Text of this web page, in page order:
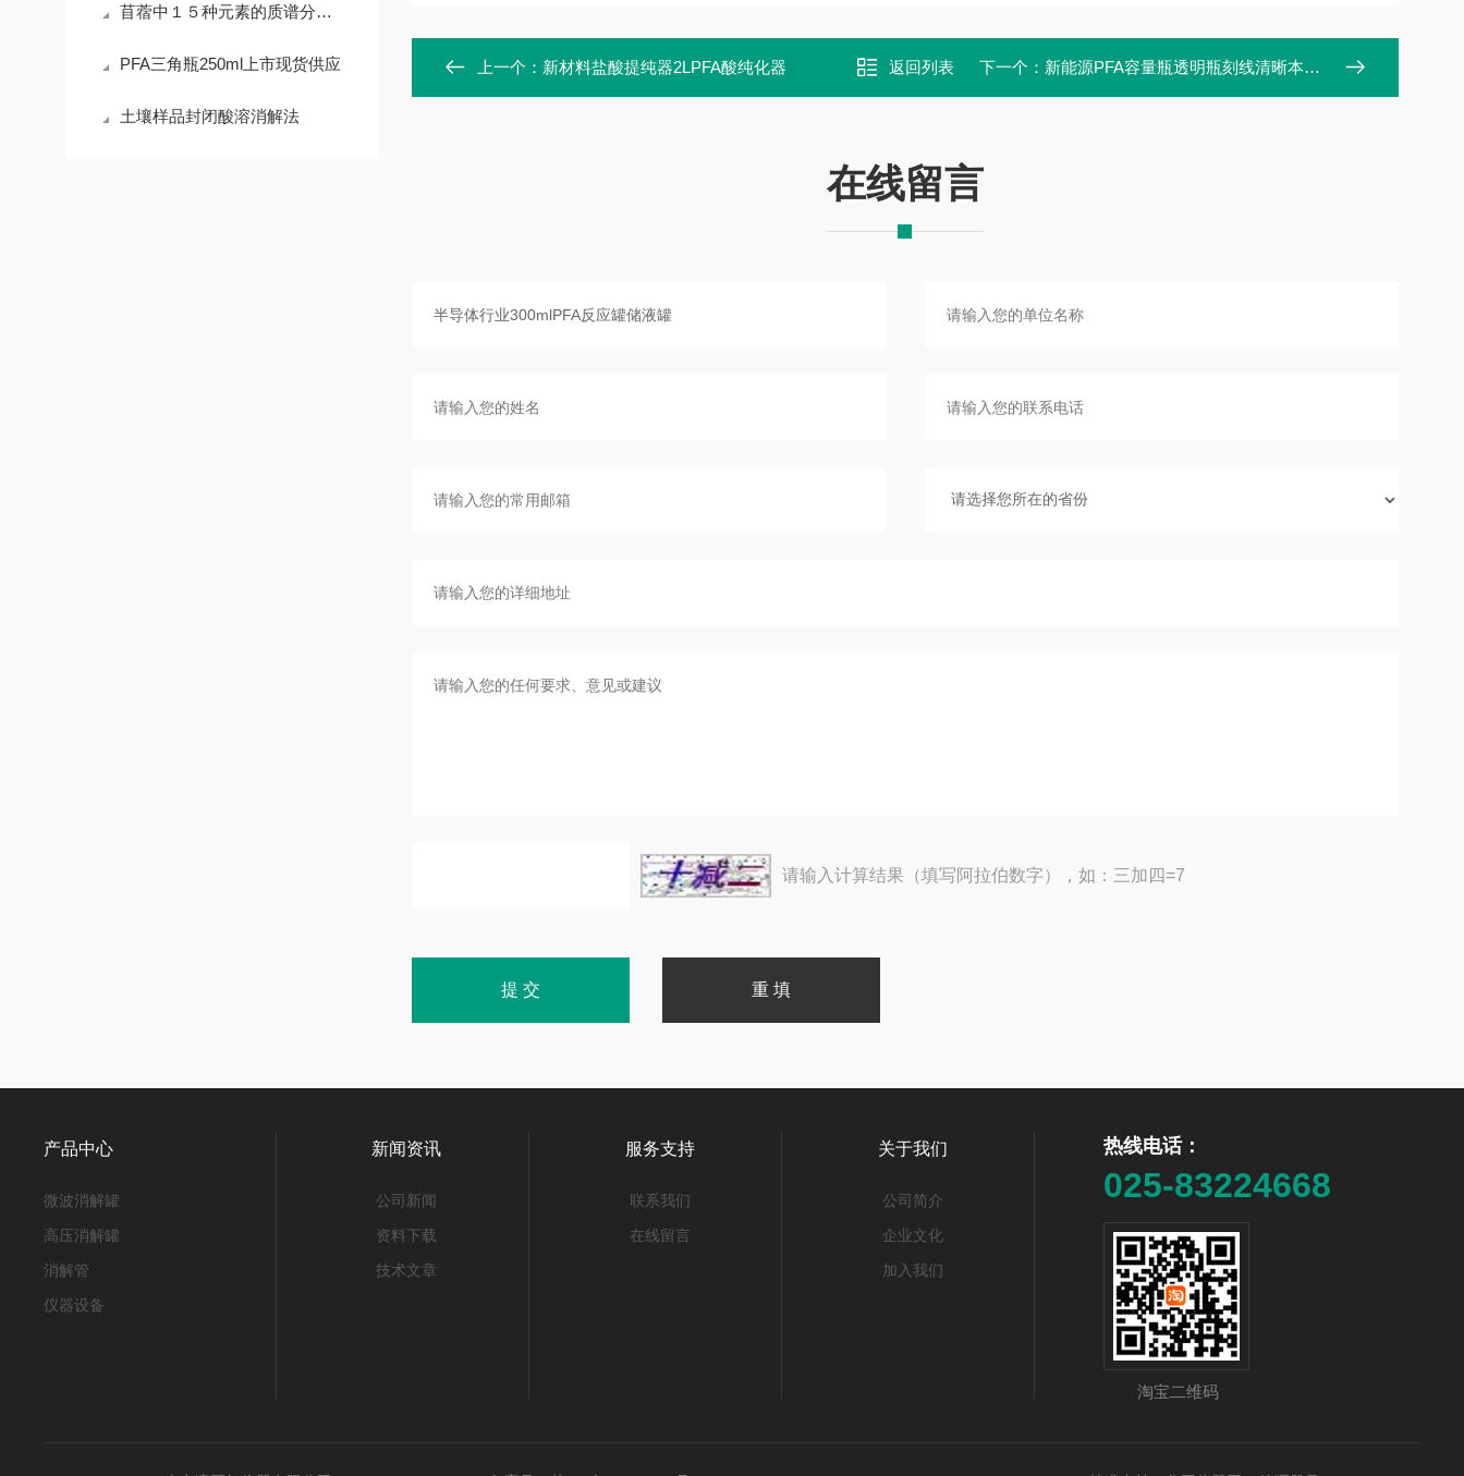
苜蓿中１５种元素的质谱分析及其安全性评价
PFA三角瓶250ml上市现货供应
土壤样品封闭酸溶消解法
上一个： 新材料盐酸提纯器2LPFA酸纯化器 返回列表 下一个： 新能源PFA容量瓶透明瓶刻线清晰本底低100ml
在线留言
请输入计算结果（填写阿拉伯数字），如：三加四=7
热线电话：
025-83224668
淘宝二维码
产品中心
微波消解罐
高压消解罐
消解管
仪器设备
新闻资讯
公司新闻
资料下载
技术文章
服务支持
联系我们
在线留言
关于我们
公司简介
企业文化
加入我们